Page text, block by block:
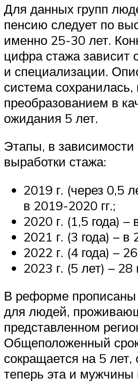
Для данных групп
пенсию следует по
именно 25-30 лет.
цифра стажа зависит
и специализации.
система сохранилась,
преобразованием в
ожидания 5 лет.
Этапы, в зависимости
выработки стажа:
2019 г. (через 0,5
в 2019-2020 гг.;
2020 г. (1,5 года) –
2021 г. (3 года) – в
2022 г. (4 года) – 26
2023 г. (5 лет) – 28
В реформе прописаны
для людей,
представленном
Общеположенный
сокращается на 5 лет,
теперь эта и